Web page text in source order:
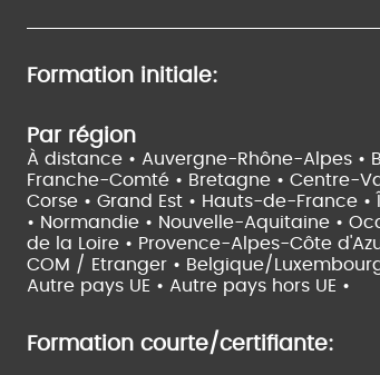
Formation initiale:
Par région
À distance • Auvergne-Rhône-Alpes •
Franche-Comté • Bretagne • Centre-
Corse • Grand Est • Hauts-de-France •
• Normandie • Nouvelle-Aquitaine •
de la Loire • Provence-Alpes-Côte
COM / Etranger • Belgique/
Autre pays UE • Autre pays hors UE •
Formation courte/certifiante: